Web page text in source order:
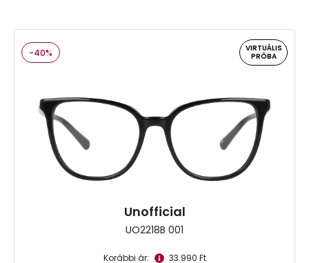
-40%
VIRTUÁLIS
PRÓBA
Unofficial
UO2218B 001
Korábbi ár: 33.990 Ft